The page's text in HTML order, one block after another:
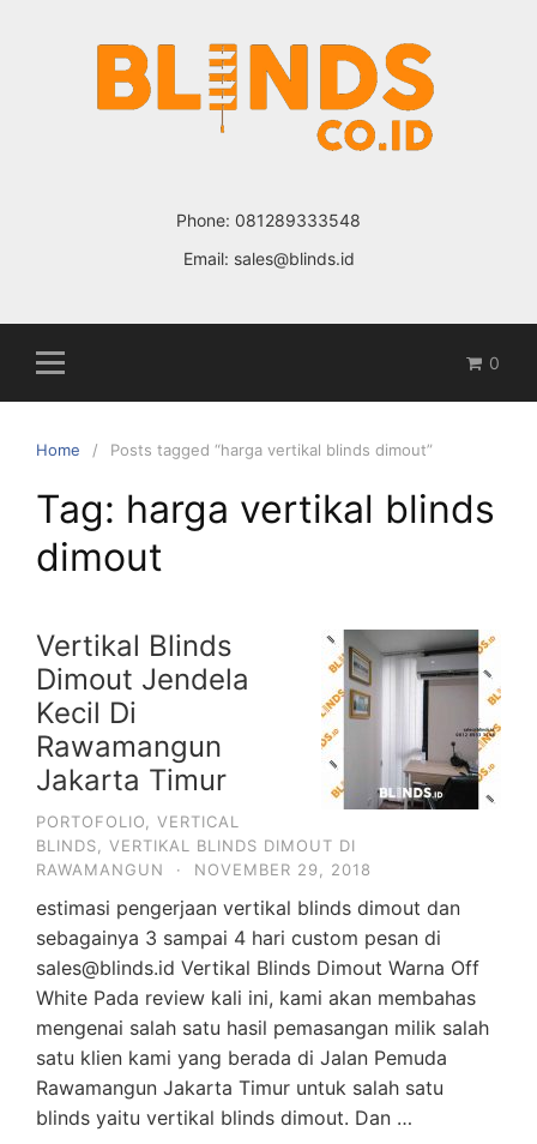
Phone: 081289333548
Email: sales@blinds.id
0
Home Posts tagged “harga vertikal blinds dimout”
Tag: harga vertikal blinds
dimout
Vertikal Blinds
Dimout Jendela
Kecil Di
Rawamangun
Jakarta Timur
PORTOFOLIO
VERTICAL
BLINDS
VERTIKAL BLINDS DIMOUT DI
RAWAMANGUN
· NOVEMBER 29, 2018
estimasi pengerjaan vertikal blinds dimout dan
sebagainya 3 sampai 4 hari custom pesan di
sales@blinds.id Vertikal Blinds Dimout Warna Off
White Pada review kali ini, kami akan membahas
mengenai salah satu hasil pemasangan milik salah
satu klien kami yang berada di Jalan Pemuda
Rawamangun Jakarta Timur untuk salah satu
blinds yaitu vertikal blinds dimout. Dan …